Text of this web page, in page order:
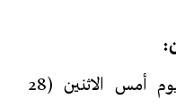
للآسف المحكمة التي قضت يوم أمس الاثنين (28